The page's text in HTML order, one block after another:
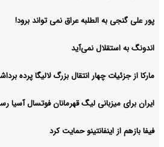
پور علی گنجی به الطلبه عراق نمی تواند برود!
اندونگ به استقلال نمی‌آید
مارکا از جزئیات چهار انتقال بزرگ لالیگا پرده
ایران برای میزبانی لیگ قهرمانان فوتسال آسیا
فیفا بازهم از اینفانتینو حمایت کرد